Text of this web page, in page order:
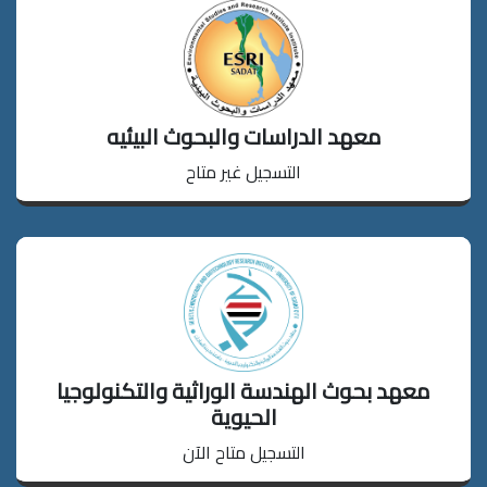
معهد الدراسات والبحوث البيئيه
التسجيل غير متاح
دخول
معهد بحوث الهندسة الوراثية والتكنولوجيا
الحيوية
التسجيل متاح الآن
تسجيل
دخول
2026/07/15
2026/09/15